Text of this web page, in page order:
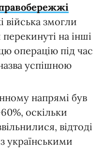
війська змогли
на інші
операцію під час
успішною
напрямі був
оскільки
відтоді
українськими